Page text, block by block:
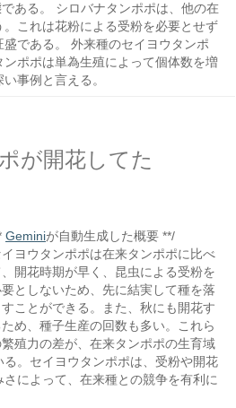
ある。 シロバナタンポポは、他の在
これは花粉による受粉を必要とせず
である。 外来種のセイヨウタンポ
ポポは単為生殖によって個体数を増
事例と言える。
が開花してた
Geminiが自動生成した概要 **/
イヨウタンポポは在来タンポポに比べ
、開花時期が早く、昆虫による受粉を
要としないため、先に結実して種を落
すことができる。また、秋にも開花す
ため、種子生産の回数も多い。これら
殖力の差が、在来タンポポの生育域
。セイヨウタンポポは、受粉や開花
によって、在来種との競争を有利に